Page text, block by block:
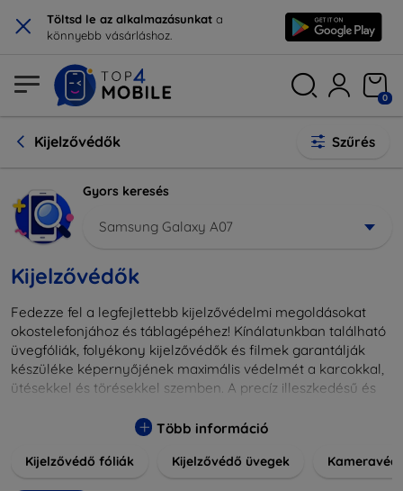
× Töltsd le az alkalmazásunkat a
könnyebb vásárláshoz.
0
Kijelzővédők Szűrés
Gyors keresés
Samsung Galaxy A07
Kijelzővédők
Fedezze fel a legfejlettebb kijelzővédelmi megoldásokat
okostelefonjához és táblagépéhez! Kínálatunkban található
üvegfóliák, folyékony kijelzővédők és filmek garantálják
készüléke képernyőjének maximális védelmét a karcokkal,
ütésekkel és törésekkel szemben. A precíz illeszkedésű és
hanem kristálytiszta képet is biztosítanak, megőrzi a
és stílusú kijelzővédőink közül, hogy a mindennapok során is
Több információ
Kijelzővédő fóliák Kijelzővédő üvegek